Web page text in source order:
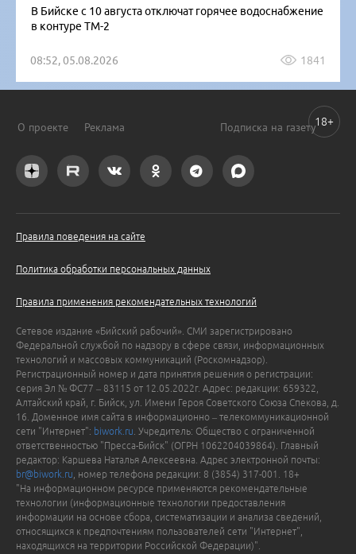
В Бийске с 10 августа отключат горячее водоснабжение
в контуре ТМ-2
08:52, 05.08.2026 1841
О проекте Реклама Подписка на газету
Правила поведения на сайте
Политика обработки персональных данных
Правила применения рекомендательных технологий
Сетевое издание «Бийский рабочий». СМИ зарегистрировано
Федеральной службой по надзору в сфере связи, информационных
технологий и массовых коммуникаций (Роскомнадзор).
Регистрационный номер и дата принятия решения о регистрации:
серия Эл № ФС77 – 83115 от 12.05.2022г. Адрес: редакции: 659322,
Алтайский край, г. Бийск, ул. Имени Героя Советского Союза Спекова, д.
16. Доменное имя сайта в информационно – телекоммуникационной
сети "Интернет": biwork.ru . Учредитель: Общество с ограниченной
ответственностью "Пресса-Бийск" (ОГРН 1062204039864). Главный
редактор: Каршева Наталья Алексеевна. Адрес электронной почты:
br@biwork.ru , номер телефона редакции: 8 (3854) 317-001. 18+
"На информационном ресурсе применяются рекомендательные
технологии (информационные технологии предоставления
информации на основе сбора, систематизации и анализа сведений,
относящихся к предпочтениям пользователей сети "Интернет",
находящихся на территории Российской Федерации)".
18+